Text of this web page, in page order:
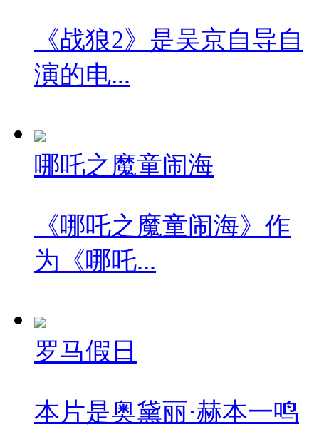
《战狼2》是吴京自导自
演的电...
哪吒之魔童闹海
《哪吒之魔童闹海》作
为《哪吒...
罗马假日
本片是奥黛丽·赫本一鸣